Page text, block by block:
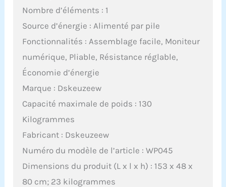
Nombre d’éléments : 1
Source d’énergie : Alimenté par pile
Fonctionnalités : Assemblage facile, Moniteur
numérique, Pliable, Résistance réglable,
Économie d’énergie
Marque : Dskeuzeew
Capacité maximale de poids : 130
Kilogrammes
Fabricant : Dskeuzeew
Numéro du modèle de l’article : WP045
Dimensions du produit (L x l x h) : 153 x 48 x
80 cm; 23 kilogrammes